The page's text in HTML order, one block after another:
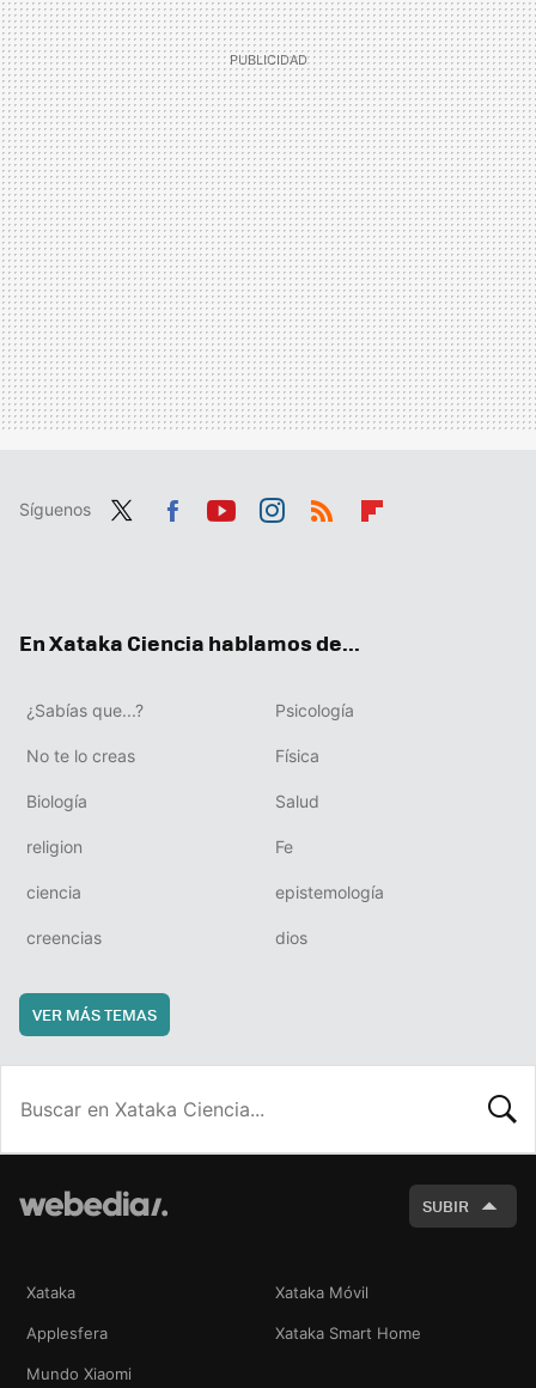
Síguenos
En Xataka Ciencia hablamos de...
¿Sabías que...? Psicología
No te lo creas Física
Biología Salud
religion Fe
ciencia epistemología
creencias dios
VER MÁS TEMAS
SUBIR
Xataka Xataka Móvil
Applesfera Xataka Smart Home
Mundo Xiaomi